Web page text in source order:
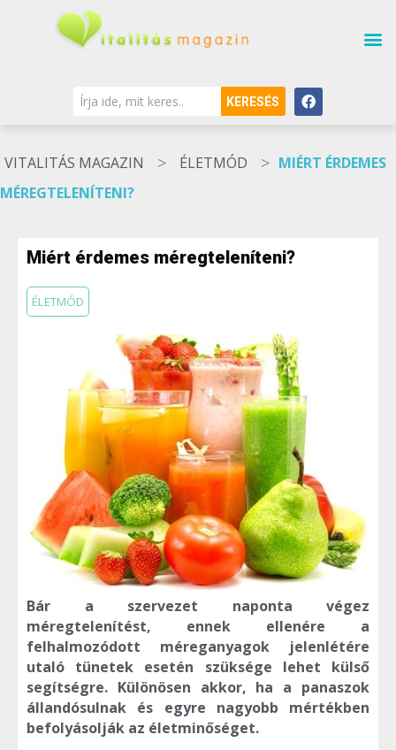
KERESÉS
VITALITÁS MAGAZIN > ÉLETMÓD > MIÉRT ÉRDEMES
MÉREGTELENÍTENI?
Miért érdemes méregteleníteni?
ÉLETMÓD
Bár a szervezet naponta végez
méregtelenítést, ennek ellenére a
felhalmozódott méreganyagok jelenlétére
utaló tünetek esetén szüksége lehet külső
segítségre. Különösen akkor, ha a panaszok
állandósulnak és egyre nagyobb mértékben
befolyásolják az életminőséget.